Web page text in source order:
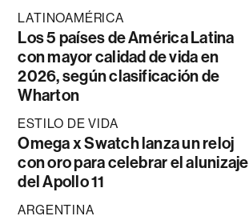
LATINOAMÉRICA
Los 5 países de América Latina
con mayor calidad de vida en
2026, según clasificación de
Wharton
ESTILO DE VIDA
Omega x Swatch lanza un reloj
con oro para celebrar el alunizaje
del Apollo 11
ARGENTINA